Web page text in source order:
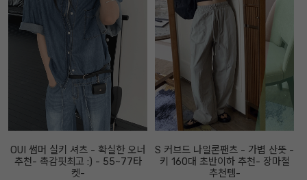
OUI 썸머 실키 셔츠 - 확실한 오너
추천- 촉감핏최고 :) - 55~77타
켓-
S 커브드 나일론팬츠 - 가볍 산뜻 -
키 160대 초반이하 추천- 장마철
추천템-